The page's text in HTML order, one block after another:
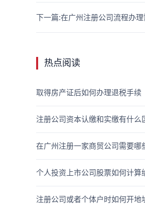
下一篇:在广州注册公司流程办理
热点阅读
取得房产证后如何办理退税手续
注册公司资本认缴和实缴有什么
在广州注册一家商贸公司需要哪
个人投资上市公司股票如何计算
注册公司或者个体户时如何开地